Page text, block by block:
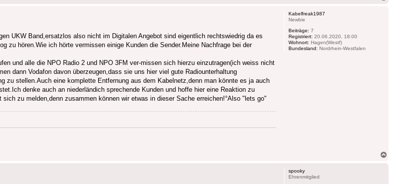
Kabelfreak1987
Newbie
Beiträge: 7
Registriert: 20.06.2020, 18:00
Wohnort: Hagen(Westf)
Bundesland: Nordrhein-Westfalen
UKW Band,ersatzlos also nicht im Digitalen Angebot sind eigentlich rechtswiedrig da es
zu hören.Wie ich hörte vermissen einige Kunden die Sender.Meine Nachfrage bei der
und alle die NPO Radio 2 und NPO 3FM ver-missen sich hierzu einzutragen(ich weiss nicht
dann Vodafon davon überzeugen,dass sie uns hier viel gute Radiounterhaltung
zu stellen.Auch eine komplette Entfernung aus dem Kabelnetz,denn man könnte es ja auch
denke auch an niederländich sprechende Kunden und hoffe hier eine Reaktion zu
zu melden,denn zusammen können wir etwas in dieser Sache erreichen!°Also "lets go"
spooky
Ehrenmitglied